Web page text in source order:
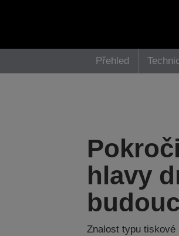
Přehled
hlavy
Znalost typu